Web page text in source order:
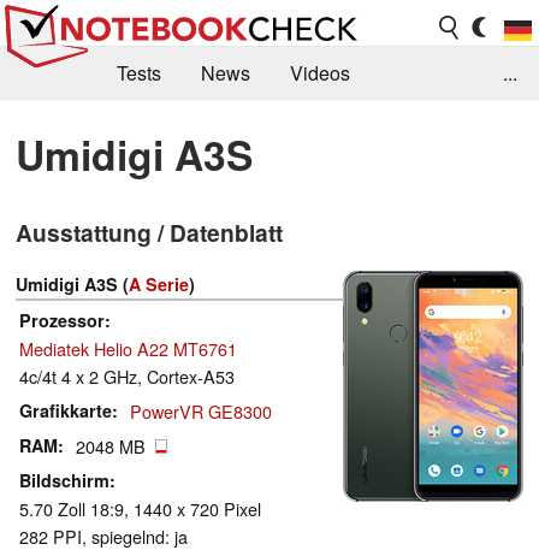
Tests News
Videos
Kaufberatung
Deals
Forum
...
Umidigi A3S
Ausstattung / Datenblatt
Umidigi A3S (A Serie)
Prozessor
Mediatek Helio A22 MT6761
4c/4t 4 x 2 GHz, Cortex-A53
Grafikkarte PowerVR GE8300
RAM 2048 MB
Bildschirm
5.70 Zoll 18:9, 1440 x 720 Pixel
282 PPI, spiegelnd: ja